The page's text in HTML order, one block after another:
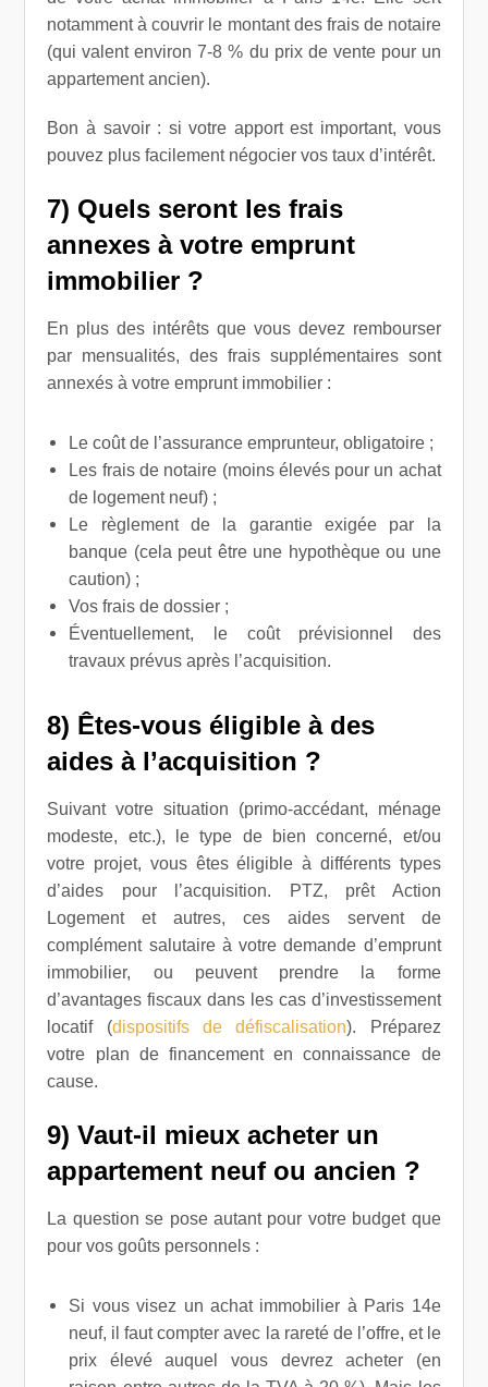
notamment à couvrir le montant des frais de notaire
(qui valent environ 7-8 % du prix de vente pour un
appartement ancien).
Bon à savoir : si votre apport est important, vous
pouvez plus facilement négocier vos taux d’intérêt.
7) Quels seront les frais
annexes à votre emprunt
immobilier ?
En plus des intérêts que vous devez rembourser
par mensualités, des frais supplémentaires sont
annexés à votre emprunt immobilier :
Le coût de l’assurance emprunteur, obligatoire ;
Les frais de notaire (moins élevés pour un achat
de logement neuf) ;
Le règlement de la garantie exigée par la
banque (cela peut être une hypothèque ou une
caution) ;
Vos frais de dossier ;
Éventuellement, le coût prévisionnel des
travaux prévus après l’acquisition.
8) Êtes-vous éligible à des
aides à l’acquisition ?
Suivant votre situation (primo-accédant, ménage
modeste, etc.), le type de bien concerné, et/ou
votre projet, vous êtes éligible à différents types
d’aides pour l’acquisition. PTZ, prêt Action
Logement et autres, ces aides servent de
complément salutaire à votre demande d’emprunt
immobilier, ou peuvent prendre la forme
d’avantages fiscaux dans les cas d’investissement
locatif (dispositifs de défiscalisation). Préparez
votre plan de financement en connaissance de
cause.
9) Vaut-il mieux acheter un
appartement neuf ou ancien ?
La question se pose autant pour votre budget que
pour vos goûts personnels :
Si vous visez un achat immobilier à Paris 14e
neuf, il faut compter avec la rareté de l’offre, et le
prix élevé auquel vous devrez acheter (en